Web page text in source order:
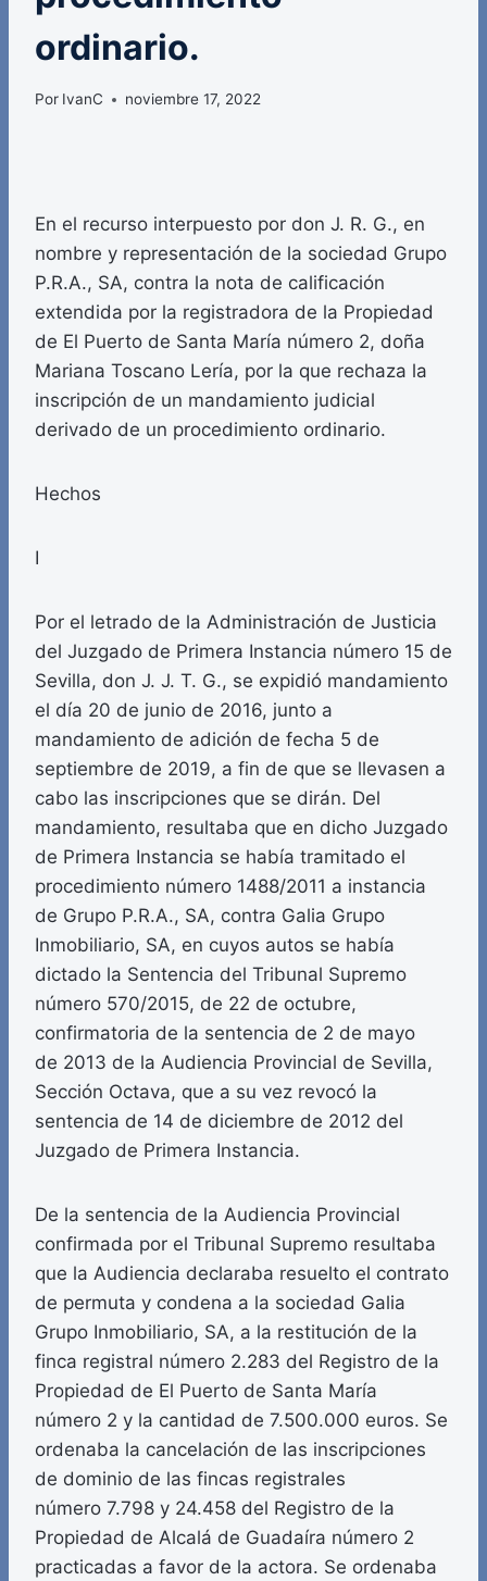
ordinario.
Por IvanC noviembre 17, 2022
En el recurso interpuesto por don J. R. G., en
nombre y representación de la sociedad Grupo
P.R.A., SA, contra la nota de calificación
extendida por la registradora de la Propiedad
de El Puerto de Santa María número 2, doña
Mariana Toscano Lería, por la que rechaza la
inscripción de un mandamiento judicial
derivado de un procedimiento ordinario.
Hechos
I
Por el letrado de la Administración de Justicia
del Juzgado de Primera Instancia número 15 de
Sevilla, don J. J. T. G., se expidió mandamiento
el día 20 de junio de 2016, junto a
mandamiento de adición de fecha 5 de
septiembre de 2019, a fin de que se llevasen a
cabo las inscripciones que se dirán. Del
mandamiento, resultaba que en dicho Juzgado
de Primera Instancia se había tramitado el
procedimiento número 1488/2011 a instancia
de Grupo P.R.A., SA, contra Galia Grupo
Inmobiliario, SA, en cuyos autos se había
dictado la Sentencia del Tribunal Supremo
número 570/2015, de 22 de octubre,
confirmatoria de la sentencia de 2 de mayo
de 2013 de la Audiencia Provincial de Sevilla,
Sección Octava, que a su vez revocó la
sentencia de 14 de diciembre de 2012 del
Juzgado de Primera Instancia.
De la sentencia de la Audiencia Provincial
confirmada por el Tribunal Supremo resultaba
que la Audiencia declaraba resuelto el contrato
de permuta y condena a la sociedad Galia
Grupo Inmobiliario, SA, a la restitución de la
finca registral número 2.283 del Registro de la
Propiedad de El Puerto de Santa María
número 2 y la cantidad de 7.500.000 euros. Se
ordenaba la cancelación de las inscripciones
de dominio de las fincas registrales
número 7.798 y 24.458 del Registro de la
Propiedad de Alcalá de Guadaíra número 2
practicadas a favor de la actora. Se ordenaba